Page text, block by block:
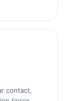
contact,